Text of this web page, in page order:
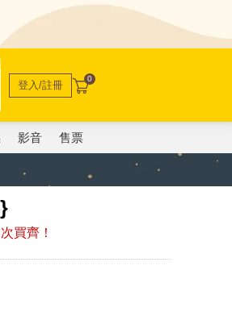
登入/註冊 0
影音 售票
買齊！